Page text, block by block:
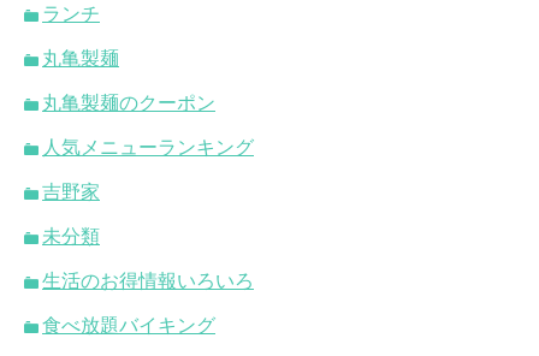
ランチ
丸亀製麺
丸亀製麺のクーポン
人気メニューランキング
吉野家
未分類
生活のお得情報いろいろ
食べ放題バイキング